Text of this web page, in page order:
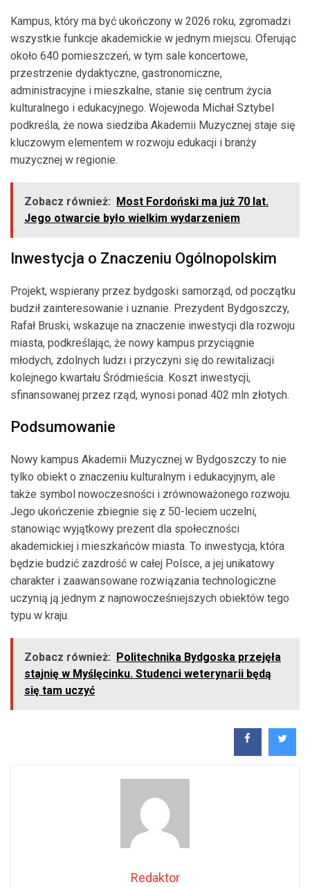
Kampus, który ma być ukończony w 2026 roku, zgromadzi
wszystkie funkcje akademickie w jednym miejscu. Oferując
około 640 pomieszczeń, w tym sale koncertowe,
przestrzenie dydaktyczne, gastronomiczne,
administracyjne i mieszkalne, stanie się centrum życia
kulturalnego i edukacyjnego. Wojewoda Michał Sztybel
podkreśla, że nowa siedziba Akademii Muzycznej staje się
kluczowym elementem w rozwoju edukacji i branży
muzycznej w regionie.
Zobacz również: Most Fordoński ma już 70 lat.
Jego otwarcie było wielkim wydarzeniem
Inwestycja o Znaczeniu Ogólnopolskim
Projekt, wspierany przez bydgoski samorząd, od początku
budził zainteresowanie i uznanie. Prezydent Bydgoszczy,
Rafał Bruski, wskazuje na znaczenie inwestycji dla rozwoju
miasta, podkreślając, że nowy kampus przyciągnie
młodych, zdolnych ludzi i przyczyni się do rewitalizacji
kolejnego kwartału Śródmieścia. Koszt inwestycji,
sfinansowanej przez rząd, wynosi ponad 402 mln złotych.
Podsumowanie
Nowy kampus Akademii Muzycznej w Bydgoszczy to nie
tylko obiekt o znaczeniu kulturalnym i edukacyjnym, ale
także symbol nowoczesności i zrównoważonego rozwoju.
Jego ukończenie zbiegnie się z 50-leciem uczelni,
stanowiąc wyjątkowy prezent dla społeczności
akademickiej i mieszkańców miasta. To inwestycja, która
będzie budzić zazdrość w całej Polsce, a jej unikatowy
charakter i zaawansowane rozwiązania technologiczne
uczynią ją jednym z najnowocześniejszych obiektów tego
typu w kraju.
Zobacz również: Politechnika Bydgoska przejęła
stajnię w Myślęcinku. Studenci weterynarii będą
się tam uczyć
Redaktor